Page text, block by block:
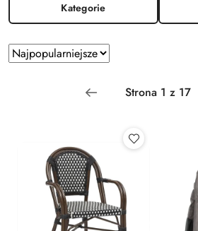
Kategorie
Zastosowano
sortowanie:
Najpopularniejsze.
Sortuj
według